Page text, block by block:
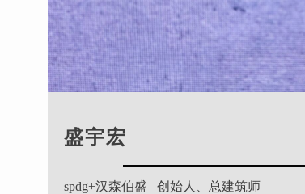
盛宇宏
spdg+汉森伯盛 创始人、总建筑师